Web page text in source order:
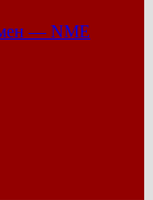
— NME